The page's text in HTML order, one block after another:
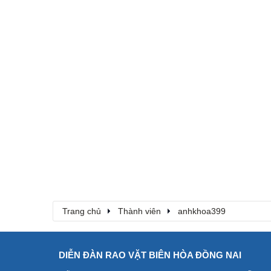
Trang chủ Thành viên anhkhoa399
DIỄN ĐÀN RAO VẶT BIÊN HÒA ĐỒNG NAI